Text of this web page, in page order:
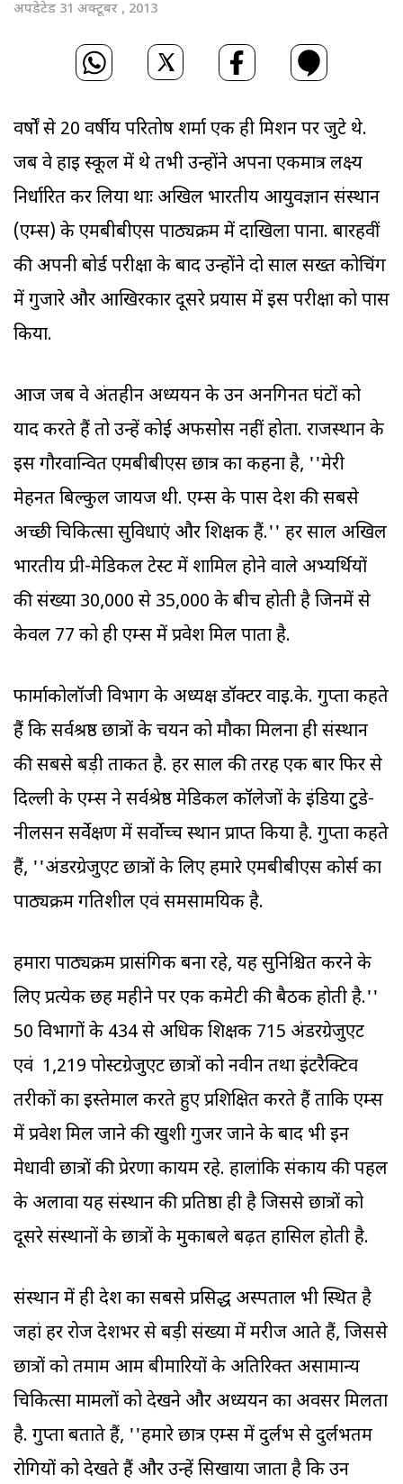
अपडेटेड 31 अक्टूबर , 2013
वर्षों से 20 वर्षीय परितोष शर्मा एक ही मिशन पर जुटे थे.
जब वे हाइ स्कूल में थे तभी उन्होंने अपना एकमात्र लक्ष्य
निर्धारित कर लिया थाः अखिल भारतीय आयुर्विज्ञान संस्थान
(एम्स) के एमबीबीएस पाठ्यक्रम में दाखिला पाना. बारहवीं
की अपनी बोर्ड परीक्षा के बाद उन्होंने दो साल सख्त कोचिंग
में गुजारे और आखिरकार दूसरे प्रयास में इस परीक्षा को पास
किया.
आज जब वे अंतहीन अध्ययन के उन अनगिनत घंटों को
याद करते हैं तो उन्हें कोई अफसोस नहीं होता. राजस्थान के
इस गौरवान्वित एमबीबीएस छात्र का कहना है, ''मेरी
मेहनत बिल्कुल जायज थी. एम्स के पास देश की सबसे
अच्छी चिकित्सा सुविधाएं और शिक्षक हैं.'' हर साल अखिल
भारतीय प्री-मेडिकल टेस्ट में शामिल होने वाले अभ्यर्थियों
की संख्या 30,000 से 35,000 के बीच होती है जिनमें से
केवल 77 को ही एम्स में प्रवेश मिल पाता है.
फार्माकोलॉजी विभाग के अध्यक्ष डॉक्टर वाइ.के. गुप्ता कहते
हैं कि सर्वश्रष्ठ छात्रों के चयन को मौका मिलना ही संस्थान
की सबसे बड़ी ताकत है. हर साल की तरह एक बार फिर से
दिल्ली के एम्स ने सर्वश्रेष्ठ मेडिकल कॉलेजों के इंडिया टुडे-
नीलसन सर्वेक्षण में सर्वोच्च स्थान प्राप्त किया है. गुप्ता कहते
हैं, ''अंडरग्रेजुएट छात्रों के लिए हमारे एमबीबीएस कोर्स का
पाठ्यक्रम गतिशील एवं समसामयिक है.
हमारा पाठ्यक्रम प्रासंगिक बना रहे, यह सुनिश्चित करने के
लिए प्रत्येक छह महीने पर एक कमेटी की बैठक होती है.''
50 विभागों के 434 से अधिक शिक्षक 715 अंडरग्रेजुएट
एवं 1,219 पोस्टग्रेजुएट छात्रों को नवीन तथा इंटरैक्टिव
तरीकों का इस्तेमाल करते हुए प्रशिक्षित करते हैं ताकि एम्स
में प्रवेश मिल जाने की खुशी गुजर जाने के बाद भी इन
मेधावी छात्रों की प्रेरणा कायम रहे. हालांकि संकाय की पहल
के अलावा यह संस्थान की प्रतिष्ठा ही है जिससे छात्रों को
दूसरे संस्थानों के छात्रों के मुकाबले बढ़त हासिल होती है.
संस्थान में ही देश का सबसे प्रसिद्ध अस्पताल भी स्थित है
जहां हर रोज देशभर से बड़ी संख्या में मरीज आते हैं, जिससे
छात्रों को तमाम आम बीमारियों के अतिरिक्त असामान्य
चिकित्सा मामलों को देखने और अध्ययन का अवसर मिलता
है. गुप्ता बताते हैं, ''हमारे छात्र एम्स में दुर्लभ से दुर्लभतम
रोगियों को देखते हैं और उन्हें सिखाया जाता है कि उन